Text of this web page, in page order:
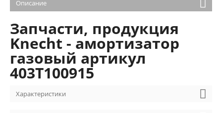
Описание
Запчасти, продукция
Knecht - амортизатор
газовый артикул
403T100915
Характеристики